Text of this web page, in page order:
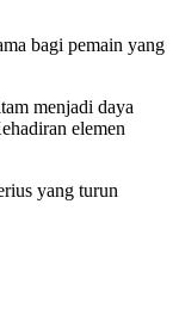
bagi pemain yang
menjadi daya
elemen
yang turun